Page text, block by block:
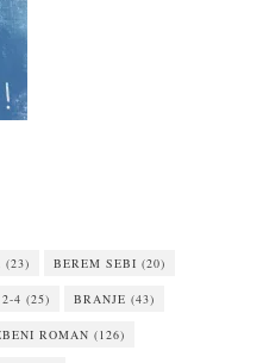
(23) BEREM SEBI (20)
4 (25) BRANJE (43)
ROMAN (126)